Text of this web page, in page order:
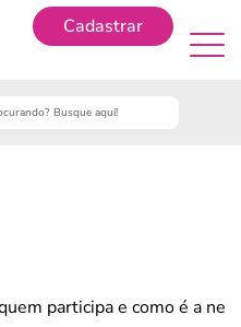
Cadastrar
participa e como é a